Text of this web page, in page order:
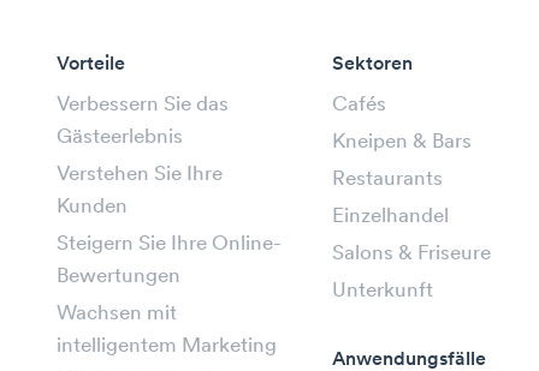
Vorteile
Verbessern Sie das
Gästeerlebnis
Verstehen Sie Ihre
Kunden
Steigern Sie Ihre Online-
Bewertungen
Wachsen mit
intelligentem Marketing
Sektoren
Cafés
Kneipen & Bars
Restaurants
Einzelhandel
Salons & Friseure
Unterkunft
Anwendungsfälle